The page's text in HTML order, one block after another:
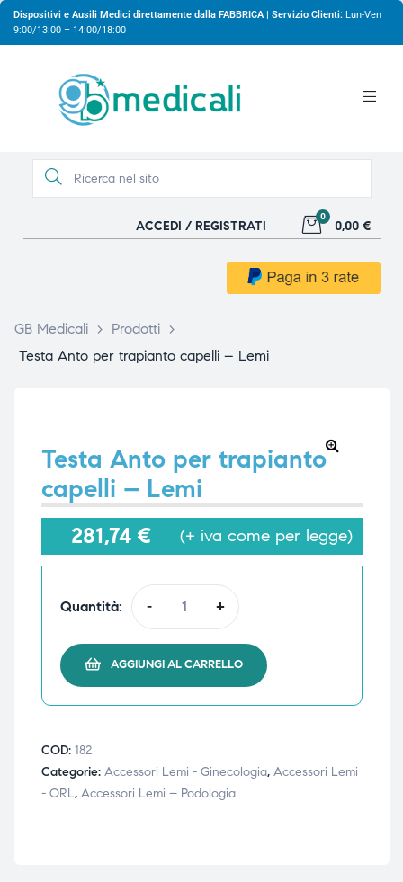
Dispositivi e Ausili Medici direttamente dalla FABBRICA | Servizio Clienti: Lun-Ven
9:00/13:00 – 14:00/18:00
ACCEDI / REGISTRATI
0
0,00 €
GB Medicali > Prodotti
>
Testa Anto per trapianto capelli – Lemi
🔍
Testa Anto per trapianto
capelli – Lemi
281,74 € (+ iva come per legge)
Quantità: - +
AGGIUNGI AL CARRELLO
COD: 182
Categorie: Accessori Lemi - Ginecologia, Accessori Lemi
- ORL, Accessori Lemi – Podologia